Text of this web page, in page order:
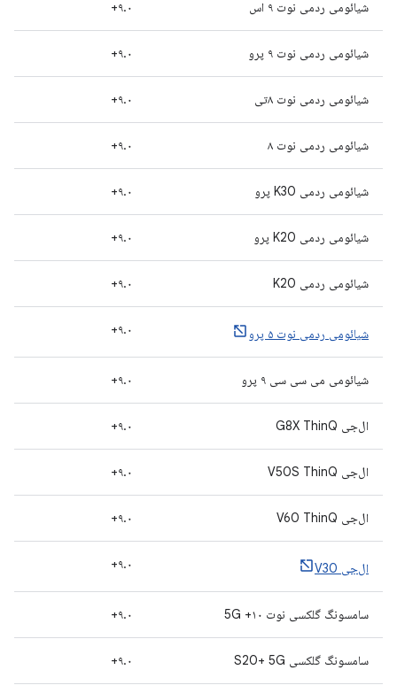
شیائومی ردمی نوت ۹ اس ۹.۰+
شیائومی ردمی نوت ۹ پرو ۹.۰+
شیائومی ردمی نوت ۸تی ۹.۰+
شیائومی ردمی نوت ۸ ۹.۰+
شیائومی ردمی K30 پرو ۹.۰+
شیائومی ردمی K20 پرو ۹.۰+
شیائومی ردمی K20 ۹.۰+
شیائومی ردمی نوت ۵ پرو ۹.۰+
شیائومی می سی سی ۹ پرو ۹.۰+
ال‌جی G8X ThinQ ۹.۰+
ال‌جی V50S ThinQ ۹.۰+
ال‌جی V60 ThinQ ۹.۰+
ال‌جی V30 ۹.۰+
سامسونگ گلکسی نوت ۱۰+ 5G ۹.۰+
سامسونگ گلکسی S20+ 5G ۹.۰+